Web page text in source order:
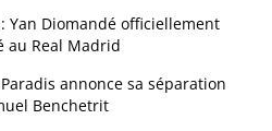
Yan Diomandé officiellement
au Real Madrid
annonce sa séparation
Benchetrit